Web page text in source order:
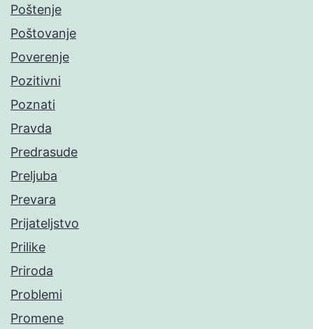
Poštenje
Poštovanje
Poverenje
Pozitivni
Poznati
Pravda
Predrasude
Preljuba
Prevara
Prijateljstvo
Prilike
Priroda
Problemi
Promene